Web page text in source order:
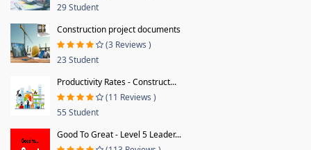
29 Student
Construction project documents
(3 Reviews )
23 Student
Productivity Rates - Construct...
(11 Reviews )
55 Student
Good To Great - Level 5 Leader...